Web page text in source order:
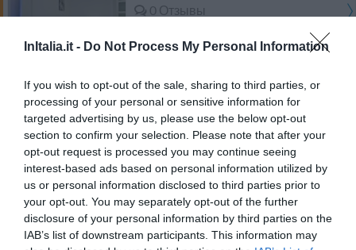
InItalia.it - Do Not Process My Personal Information
If you wish to opt-out of the sale, sharing to third parties, or
processing of your personal or sensitive information for
targeted advertising by us, please use the below opt-out
section to confirm your selection. Please note that after your
opt-out request is processed you may continue seeing
interest-based ads based on personal information utilized by
us or personal information disclosed to third parties prior to
your opt-out. You may separately opt-out of the further
disclosure of your personal information by third parties on the
IAB’s list of downstream participants. This information may
0 Отзывы
ТАРИФЫ
Этот отель предлагает СПЕЦИАЛЬНЫЕ ТАРИФЫ InItalia Club!
Lloyd Hotel
7.65 kmот центра
Потрясающе 8.6
ТАРИФЫ
Best Western Hotel Major